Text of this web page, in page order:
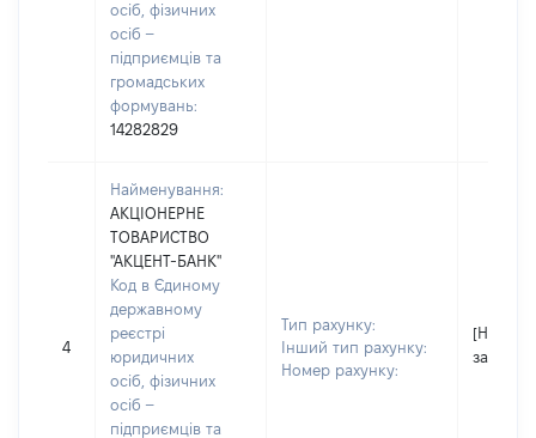
осіб, фізичних
осіб –
підприємців та
громадських
формувань:
14282829
4
Найменування:
АКЦІОНЕРНЕ
ТОВАРИСТВО
"АКЦЕНТ-БАНК"
Код в Єдиному
державному
реєстрі
юридичних
осіб, фізичних
осіб –
підприємців та
Тип рахунку:
Інший тип рахунку:
Номер рахунку:
[Не